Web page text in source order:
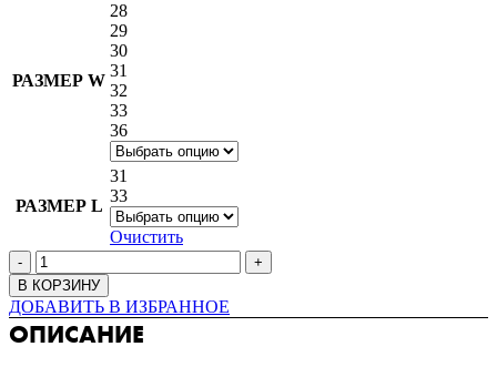
РАЗМЕР W
28
29
30
31
32
33
36
РАЗМЕР L
31
33
Очистить
В КОРЗИНУ
ДОБАВИТЬ В ИЗБРАННОЕ
ОПИСАНИЕ